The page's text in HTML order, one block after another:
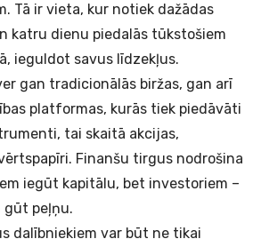
Tā ir vieta, kur notiek dažādas
katru dienu piedalās tūkstošiem
ieguldot savus līdzekļus.
gan tradicionālās biržas, gan arī
platformas, kurās tiek piedāvāti
tai skaitā akcijas,
Finanšu tirgus nodrošina
iegūt kapitālu, bet investoriem –
gūt peļņu.
dalībniekiem var būt ne tikai